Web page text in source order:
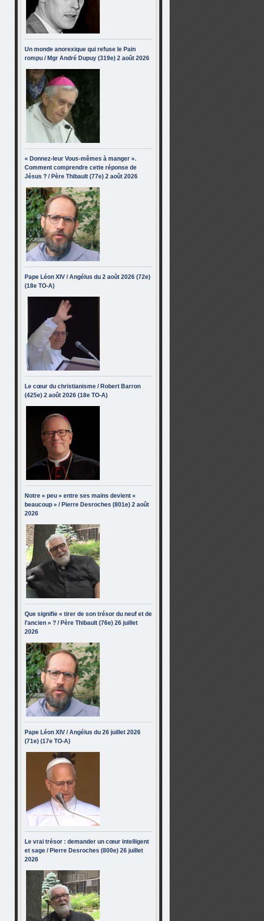
Un monde anorexique qui refuse le Pain
rompu / Mgr André Dupuy (319e) 2 août 2026
« Donnez-leur Vous-mêmes à manger ».
Comment comprendre cette réponse de
Jésus ? / Père Thibault (77e) 2 août 2026
Pape Léon XIV / Angélus du 2 août 2026 (72e)
(18e TO-A)
Le cœur du christianisme / Robert Barron
(425e) 2 août 2026 (18e TO-A)
Notre « peu » entre ses mains devient «
beaucoup » / Pierre Desroches (801e) 2 août
2026
Que signifie « tirer de son trésor du neuf et de
l’ancien » ? / Père Thibault (76e) 26 juillet
2026
Pape Léon XIV / Angélus du 26 juillet 2026
(71e) (17e TO-A)
Le vrai trésor : demander un cœur intelligent
et sage / Pierre Desroches (800e) 26 juillet
2026